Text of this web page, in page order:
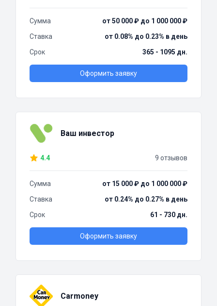
Сумма
от 50 000 ₽ до 1 000 000 ₽
Ставка
от 0.08% до 0.23% в день
Срок
365 - 1095 дн.
Оформить заявку
Ваш инвестор
4.4 9 отзывов
Сумма
от 15 000 ₽ до 1 000 000 ₽
Ставка
от 0.24% до 0.27% в день
Срок
61 - 730 дн.
Оформить заявку
Carmoney